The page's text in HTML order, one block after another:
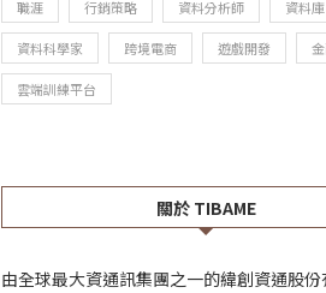
職涯 行銷策略 資料分析師 資料庫
資料科學家 跨境電商 遊戲開發
雲端訓練平台
關於 TIBAME
由全球最大資通訊集團之一的緯創資通股份